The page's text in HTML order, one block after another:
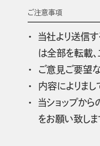
ご注意事項
当社より送信
は全部を転載、
ご意見ご要望
内容によりま
当ショップか
をお願い致しま